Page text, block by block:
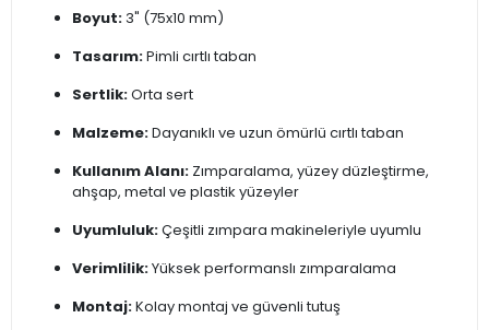
Boyut:3" (75x10 mm)
Tasarım:Pimli cırtlı taban
Sertlik:Orta sert
Malzeme:Dayanıklı ve uzun ömürlü cırtlı taban
Kullanım Alanı: Zımparalama, yüzey düzleştirme,
ahşap, metal ve plastik yüzeyler
Uyumluluk:Çeşitli zımpara makineleriyle uyumlu
Verimlilik:Yüksek performanslı zımparalama
Montaj:Kolay montaj ve güvenli tutuş